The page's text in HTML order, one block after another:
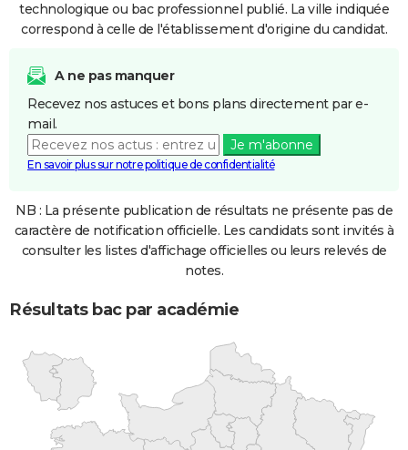
technologique ou bac professionnel publié. La ville indiquée
correspond à celle de l'établissement d'origine du candidat.
A ne pas manquer
Recevez nos astuces et bons plans directement par e-
mail.
Je m'abonne
En savoir plus sur notre politique de confidentialité
NB : La présente publication de résultats ne présente pas de
caractère de notification officielle. Les candidats sont invités à
consulter les listes d'affichage officielles ou leurs relevés de
notes.
Résultats bac par académie